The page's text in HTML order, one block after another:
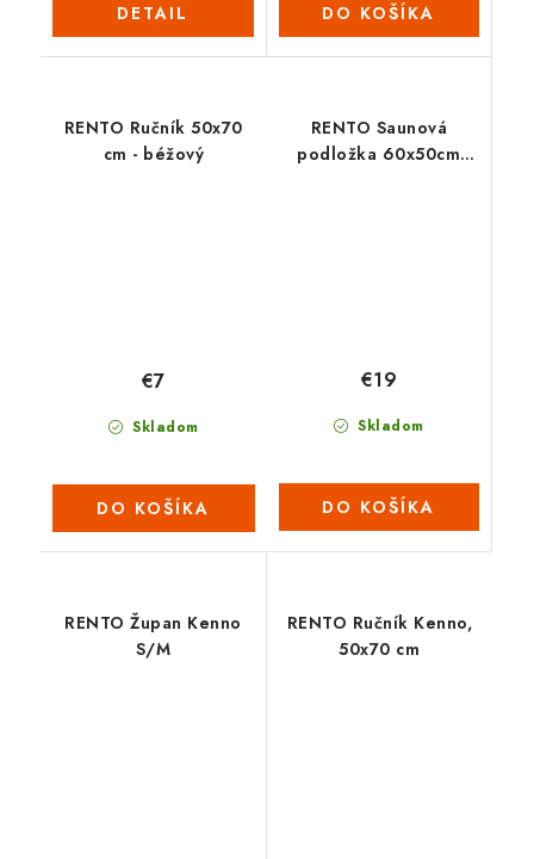
DETAIL DO KOŠÍKA
RENTO Ručník 50x70
cm - béžový
Skladom
€7
DO KOŠÍKA
RENTO Saunová
podložka 60x50cm
Skladom
€19
DO KOŠÍKA
RENTO Župan Kenno
S/M
RENTO Ručník Kenno,
50x70 cm